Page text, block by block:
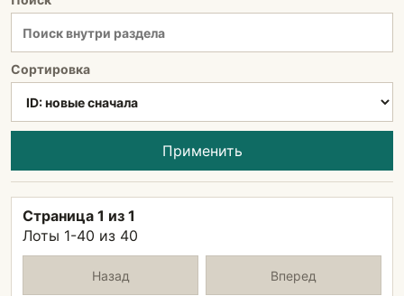
Сортировка
Применить
Страница 1 из 1
Лоты 1-40 из 40
Назад Вперед